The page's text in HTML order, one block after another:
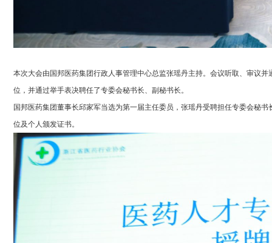
本次大会由国邦医药集团行政人事管理中心总监张瑶丹主持。会议听取、审议
位，并通过举手表决聘任了专委会秘书长、副秘书长。
国邦医药集团董事长邱家军当选为第一届主任委员，张瑶丹受聘担任专委会秘
位及个人颁发证书。